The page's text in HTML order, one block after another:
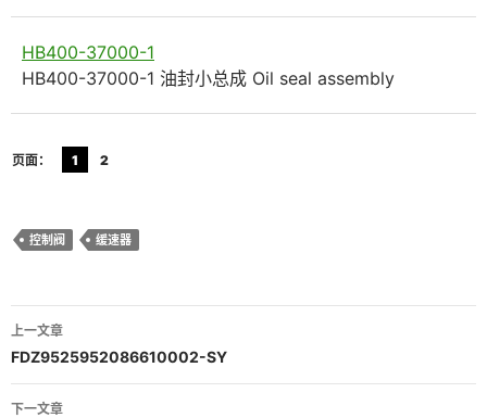
HB400-37000-1
HB400-37000-1 油封小总成 Oil seal assembly
页面： 1 2
控制阀 缓速器
文
章
导
上一文章
FDZ9525952086610002-SY
下一文章